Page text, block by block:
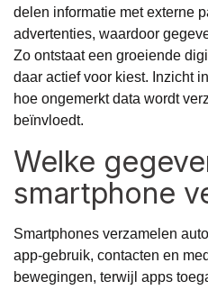
delen informatie met externe
advertenties, waardoor
Zo ontstaat een groeiende
daar actief voor kiest. Inzicht
hoe ongemerkt data wordt
beïnvloedt.
Welke
smartphone
Smartphones verzamelen
app-gebruik, contacten en
bewegingen, terwijl apps